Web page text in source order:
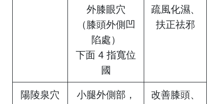
外膝眼穴
（膝頭外側凹
陷處）
下面 4 指寬位
國
疏風化濕、
扶正祛邪
陽陵泉穴
小腿外側部，
改善膝頭、